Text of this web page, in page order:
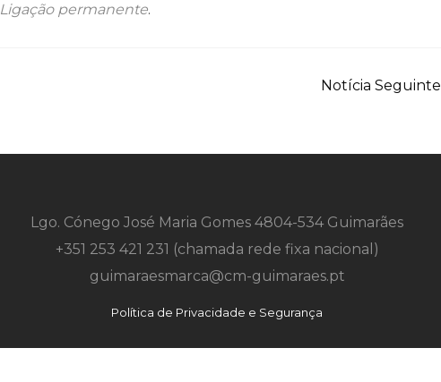
Ligação permanente.
Notícia Seguinte
Lgo. Cónego José Maria Gomes 4804-534 Guimarães
+351 253 421 231 (chamada rede fixa nacional)
guimaraesmarca@cm-guimaraes.pt
Política de Privacidade e Segurança